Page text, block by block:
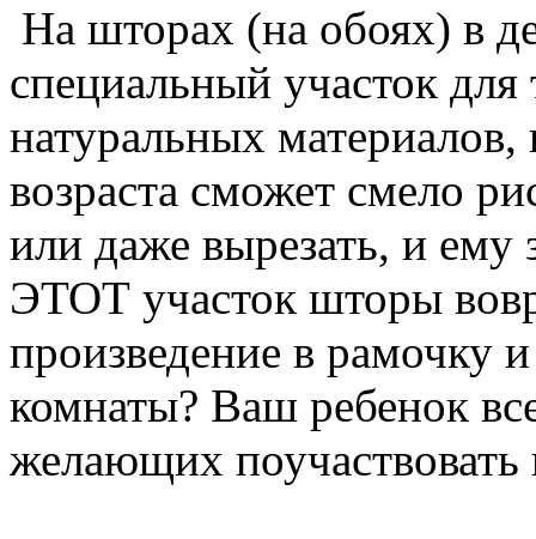
На шторах (на обоях) в
специальный участок для
натуральных
возраста сможет смело
или даже вырезать, и ему
ЭТОТ участок шторы
произведение в рамочку
комнаты? Ваш ребенок
желающих поучаствовать